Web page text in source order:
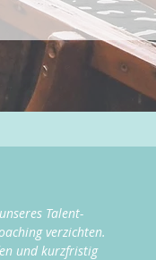
Talent-
verzichten.
und kurzfristig